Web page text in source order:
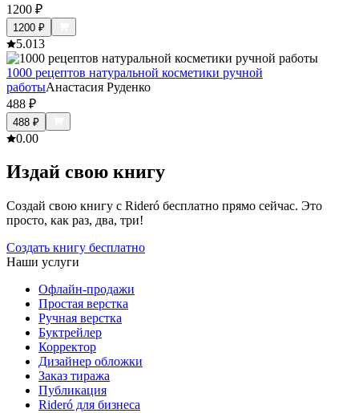
1200 ₽
1200 ₽
5.013
1000 рецептов натуральной косметики ручной
работыАнастасия Руденко
488 ₽
488 ₽
0.00
Издай свою книгу
Создай свою книгу с Rideró бесплатно прямо сейчас. Это
просто, как раз, два, три!
Создать книгу бесплатно
Наши услуги
Офлайн-продажи
Простая верстка
Ручная верстка
Буктрейлер
Корректор
Дизайнер обложки
Заказ тиража
Публикация
Rideró для бизнеса